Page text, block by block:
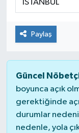
Paylaş
Güncel
boyunca açık
gerektiğinde
durumlar
nedenle, yola
Kültür Sanat